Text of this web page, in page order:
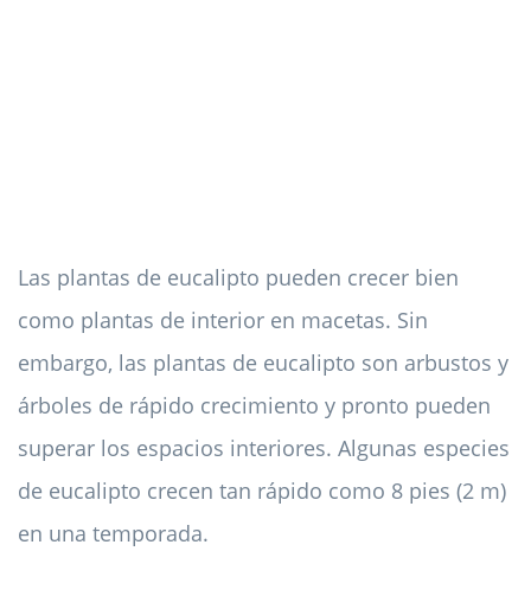
Las plantas de eucalipto pueden crecer bien
como plantas de interior en macetas. Sin
embargo, las plantas de eucalipto son arbustos y
árboles de rápido crecimiento y pronto pueden
superar los espacios interiores. Algunas especies
de eucalipto crecen tan rápido como 8 pies (2 m)
en una temporada.